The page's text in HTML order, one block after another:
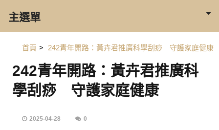
主選單
首頁 > 242青年開路：黃卉君推廣科學刮痧 守護家庭健康
242青年開路：黃卉君推廣科
學刮痧 守護家庭健康
2025-04-28 0